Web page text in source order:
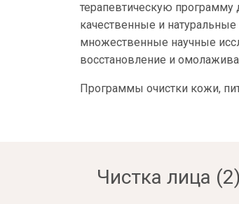
терапевтическую
качественные и
множественные научные
восстановление и
Программы очистки кожи,
Чистка лица (2)